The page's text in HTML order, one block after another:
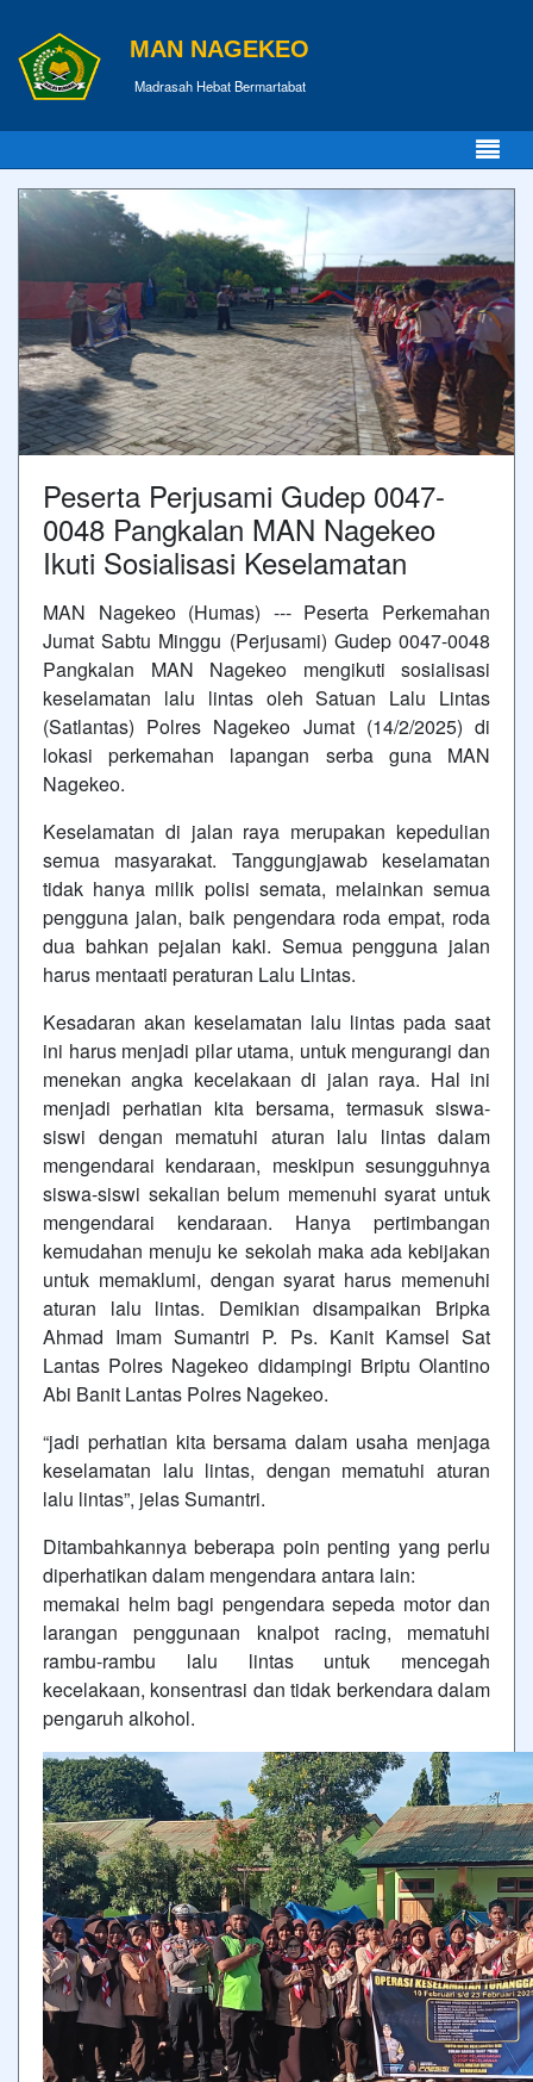
MAN NAGEKEO
Madrasah Hebat Bermartabat
Peserta Perjusami Gudep 0047-
0048 Pangkalan MAN Nagekeo
Ikuti Sosialisasi Keselamatan
MAN Nagekeo (Humas) --- Peserta Perkemahan
Jumat Sabtu Minggu (Perjusami) Gudep 0047-0048
Pangkalan MAN Nagekeo mengikuti sosialisasi
keselamatan lalu lintas oleh Satuan Lalu Lintas
(Satlantas) Polres Nagekeo Jumat (14/2/2025) di
lokasi perkemahan lapangan serba guna MAN
Nagekeo.
Keselamatan di jalan raya merupakan kepedulian
semua masyarakat. Tanggungjawab keselamatan
tidak hanya milik polisi semata, melainkan semua
pengguna jalan, baik pengendara roda empat, roda
dua bahkan pejalan kaki. Semua pengguna jalan
harus mentaati peraturan Lalu Lintas.
Kesadaran akan keselamatan lalu lintas pada saat
ini harus menjadi pilar utama, untuk mengurangi dan
menekan angka kecelakaan di jalan raya. Hal ini
menjadi perhatian kita bersama, termasuk siswa-
siswi dengan mematuhi aturan lalu lintas dalam
mengendarai kendaraan, meskipun sesungguhnya
siswa-siswi sekalian belum memenuhi syarat untuk
mengendarai kendaraan. Hanya pertimbangan
kemudahan menuju ke sekolah maka ada kebijakan
untuk memaklumi, dengan syarat harus memenuhi
aturan lalu lintas. Demikian disampaikan Bripka
Ahmad Imam Sumantri P. Ps. Kanit Kamsel Sat
Lantas Polres Nagekeo didampingi Briptu Olantino
Abi Banit Lantas Polres Nagekeo.
“jadi perhatian kita bersama dalam usaha menjaga
keselamatan lalu lintas, dengan mematuhi aturan
lalu lintas”, jelas Sumantri.
Ditambahkannya beberapa poin penting yang perlu
diperhatikan dalam mengendara antara lain:
memakai helm bagi pengendara sepeda motor dan
larangan penggunaan knalpot racing, mematuhi
rambu-rambu lalu lintas untuk mencegah
kecelakaan, konsentrasi dan tidak berkendara dalam
pengaruh alkohol.